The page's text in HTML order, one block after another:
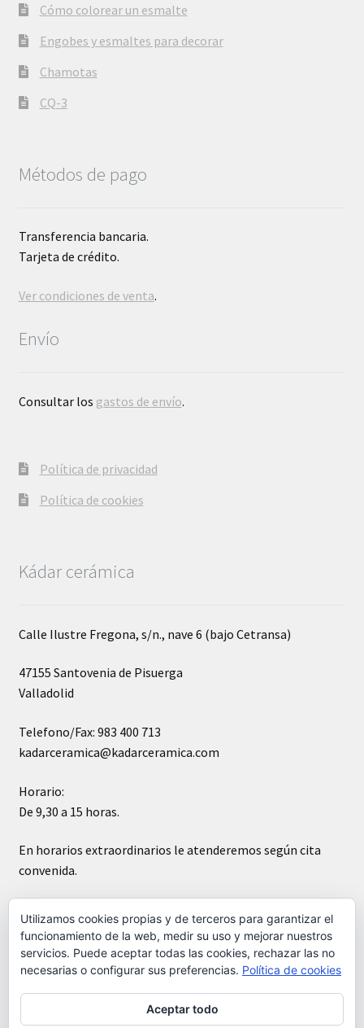
Cómo colorear un esmalte
Engobes y esmaltes para decorar
Chamotas
CQ-3
Métodos de pago
Transferencia bancaria.
Tarjeta de crédito.
Ver condiciones de venta.
Envío
Consultar los gastos de envío.
Política de privacidad
Política de cookies
Kádar cerámica
Calle Ilustre Fregona, s/n., nave 6 (bajo Cetransa)
47155 Santovenia de Pisuerga
Valladolid
Telefono/Fax: 983 400 713
kadarceramica@kadarceramica.com
Horario:
De 9,30 a 15 horas.
En horarios extraordinarios le atenderemos según cita
convenida.
Utilizamos cookies propias y de terceros para garantizar el
funcionamiento de la web, medir su uso y mejorar nuestros
servicios. Puede aceptar todas las cookies, rechazar las no
necesarias o configurar sus preferencias. Política de cookies
Aceptar todo